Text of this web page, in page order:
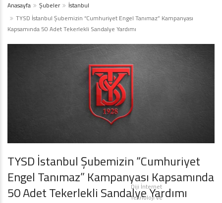
Anasayfa Şubeler
İstanbul
TYSD İstanbul Şubemizin “Cumhuriyet Engel Tanımaz” Kampanyası
Kapsamında 50 Adet Tekerlekli Sandalye Yardımı
TYSD İstanbul Şubemizin “Cumhuriyet
Engel Tanımaz” Kampanyası Kapsamında
50 Adet Tekerlekli Sandalye Yardımı
Diji İnternet
Teknoloji ve